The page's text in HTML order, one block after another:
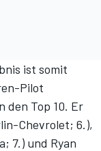
ist somit
Pilot
den Top 10. Er
Chevrolet; 6.),
7.) und Ryan